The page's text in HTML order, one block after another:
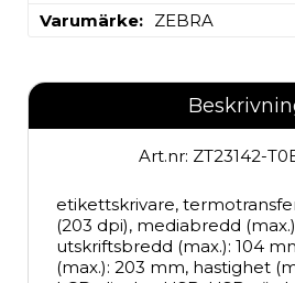
Varumärke
ZEBRA
Art.nr: ZT23142-
etikettskrivare,
(203 dpi), mediabredd
utskriftsbredd (max.): 104
(max.): 203 mm, hastighet